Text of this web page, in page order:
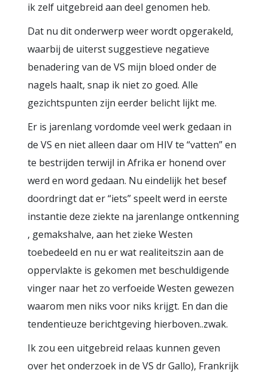
ik zelf uitgebreid aan deel genomen heb.
Dat nu dit onderwerp weer wordt opgerakeld,
waarbij de uiterst suggestieve negatieve
benadering van de VS mijn bloed onder de
nagels haalt, snap ik niet zo goed. Alle
gezichtspunten zijn eerder belicht lijkt me.
Er is jarenlang vordomde veel werk gedaan in
de VS en niet alleen daar om HIV te “vatten” en
te bestrijden terwijl in Afrika er honend over
werd en word gedaan. Nu eindelijk het besef
doordringt dat er “iets” speelt werd in eerste
instantie deze ziekte na jarenlange ontkenning
, gemakshalve, aan het zieke Westen
toebedeeld en nu er wat realiteitszin aan de
oppervlakte is gekomen met beschuldigende
vinger naar het zo verfoeide Westen gewezen
waarom men niks voor niks krijgt. En dan die
tendentieuze berichtgeving hierboven..zwak.
Ik zou een uitgebreid relaas kunnen geven
over het onderzoek in de VS dr Gallo), Frankrijk